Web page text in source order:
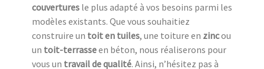
couvertures le plus adapté à vos besoins parmi les
modèles existants. Que vous souhaitiez
construire un toit en tuiles, une toiture en zincou
un toit-terrasseen béton, nous réaliserons pour
vous un travail de qualité. Ainsi, n’hésitez pas à